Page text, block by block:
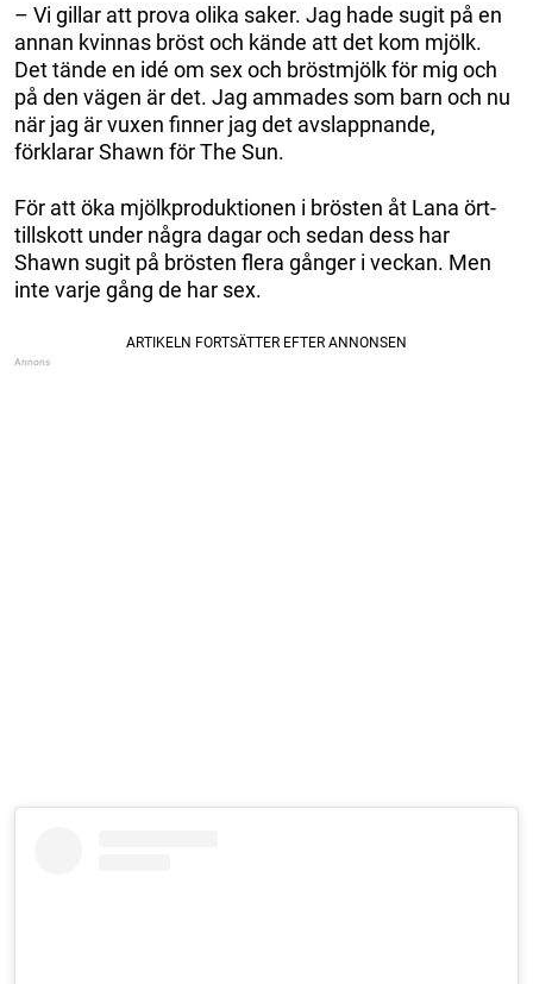
– Vi gillar att prova olika saker. Jag hade sugit på en
annan kvinnas bröst och kände att det kom mjölk.
Det tände en idé om sex och bröstmjölk för mig och
på den vägen är det. Jag ammades som barn och nu
när jag är vuxen finner jag det avslappnande,
förklarar Shawn för The Sun.
För att öka mjölkproduktionen i brösten åt Lana ört-
tillskott under några dagar och sedan dess har
Shawn sugit på brösten flera gånger i veckan. Men
inte varje gång de har sex.